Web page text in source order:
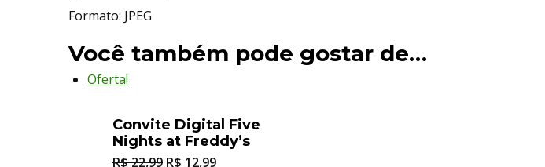
Formato: JPEG
Você também pode gostar de…
Oferta!
Convite Digital Five
Nights at Freddy’s
R$22,99 R$ 12,99